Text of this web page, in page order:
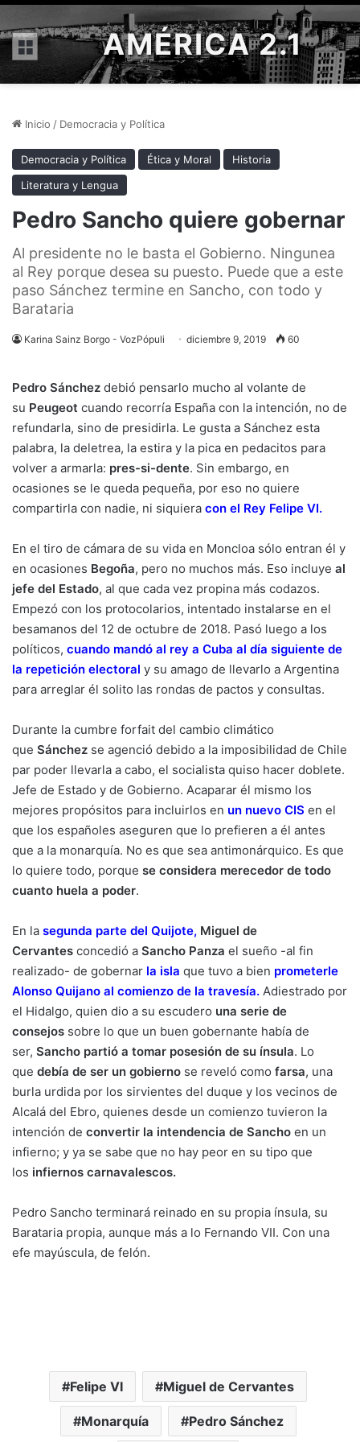
Menú AMÉRICA 2.1
Inicio / Democracia y Política
Democracia y Política Ética y Moral
Historia
Literatura y Lengua
Pedro Sancho quiere gobernar
Al presidente no le basta el Gobierno. Ningunea
al Rey porque desea su puesto. Puede que a este
paso Sánchez termine en Sancho, con todo y
Barataria
Karina Sainz Borgo - VozPópuli diciembre 9, 2019 60
Pedro Sánchez debió pensarlo mucho al volante de
su Peugeot cuando recorría España con la intención, no de
refundarla, sino de presidirla. Le gusta a Sánchez esta
palabra, la deletrea, la estira y la pica en pedacitos para
volver a armarla: pres-si-dente. Sin embargo, en
ocasiones se le queda pequeña, por eso no quiere
compartirla con nadie, ni siquiera con el Rey Felipe VI.
En el tiro de cámara de su vida en Moncloa sólo entran él y
en ocasiones Begoña, pero no muchos más. Eso incluye al
jefe del Estado, al que cada vez propina más codazos.
Empezó con los protocolarios, intentado instalarse en el
besamanos del 12 de octubre de 2018. Pasó luego a los
políticos, cuando mandó al rey a Cuba al día siguiente de
la repetición electoral y su amago de llevarlo a Argentina
para arreglar él solito las rondas de pactos y consultas.
Durante la cumbre forfait del cambio climático
que Sánchez se agenció debido a la imposibilidad de Chile
par poder llevarla a cabo, el socialista quiso hacer doblete.
Jefe de Estado y de Gobierno. Acaparar él mismo los
mejores propósitos para incluirlos en un nuevo CIS en el
que los españoles aseguren que lo prefieren a él antes
que a la monarquía. No es que sea antimonárquico. Es que
lo quiere todo, porque se considera merecedor de todo
cuanto huela a poder.
En la segunda parte del Quijote, Miguel de
Cervantes concedió a Sancho Panza el sueño -al fin
realizado- de gobernar la isla que tuvo a bien prometerle
Alonso Quijano al comienzo de la travesía. Adiestrado por
el Hidalgo, quien dio a su escudero una serie de
consejos sobre lo que un buen gobernante había de
ser, Sancho partió a tomar posesión de su ínsula. Lo
que debía de ser un gobierno se reveló como farsa, una
burla urdida por los sirvientes del duque y los vecinos de
Alcalá del Ebro, quienes desde un comienzo tuvieron la
intención de convertir la intendencia de Sancho en un
infierno; y ya se sabe que no hay peor en su tipo que
los infiernos carnavalescos.
Pedro Sancho terminará reinado en su propia ínsula, su
Barataria propia, aunque más a lo Fernando VII. Con una
efe mayúscula, de felón.
Felipe VI Miguel de Cervantes
Monarquía Pedro Sánchez